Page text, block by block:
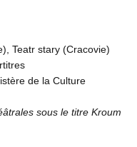
Teatr stary (Cracovie)
de la Culture
sous le titre Kroum